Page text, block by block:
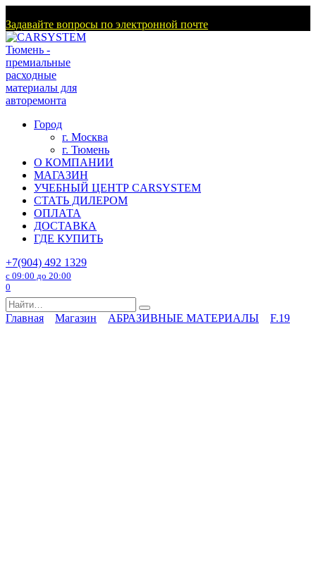
к
содержанию
Задавайте вопросы по электронной почте
Город
г. Москва
г. Тюмень
О КОМПАНИИ
МАГАЗИН
УЧЕБНЫЙ ЦЕНТР CARSYSTEM
СТАТЬ ДИЛЕРОМ
ОПЛАТА
ДОСТАВКА
ГДЕ КУПИТЬ
+7(904) 492 1329
с 09:00 до 20:00
0
Search
for:
Главная Магазин АБРАЗИВНЫЕ МАТЕРИАЛЫ F.19